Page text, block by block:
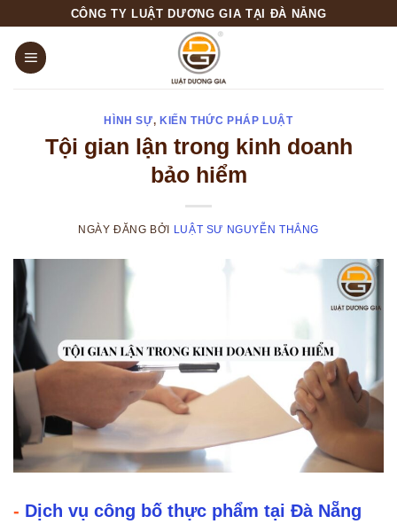
content
CÔNG TY LUẬT DƯƠNG GIA TẠI ĐÀ NẴNG
HÌNH SỰ, KIẾN THỨC PHÁP LUẬT
Tội gian lận trong kinh doanh
bảo hiểm
NGÀY ĐĂNG BỞI LUẬT SƯ NGUYỄN THẮNG
- Dịch vụ công bố thực phẩm tại Đà Nẵng